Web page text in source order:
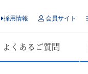
採用情報 会員サイト
よくあるご質問